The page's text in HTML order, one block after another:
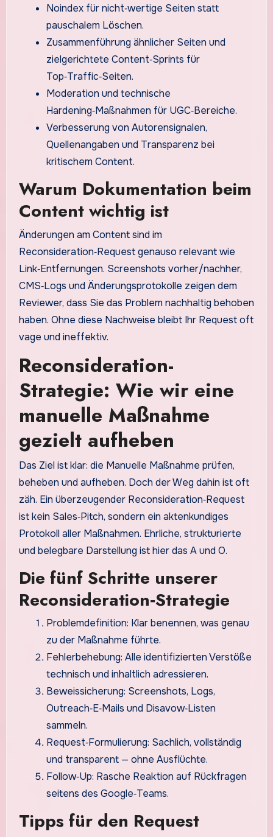
Noindex für nicht‑wertige Seiten statt
pauschalem Löschen.
Zusammenführung ähnlicher Seiten und
zielgerichtete Content‑Sprints für
Top‑Traffic‑Seiten.
Moderation und technische
Hardening‑Maßnahmen für UGC‑Bereiche.
Verbesserung von Autorensignalen,
Quellenangaben und Transparenz bei
kritischem Content.
Warum Dokumentation beim
Content wichtig ist
Änderungen am Content sind im
Reconsideration‑Request genauso relevant wie
Link‑Entfernungen. Screenshots vorher/nachher,
CMS‑Logs und Änderungsprotokolle zeigen dem
Reviewer, dass Sie das Problem nachhaltig behoben
haben. Ohne diese Nachweise bleibt Ihr Request oft
vage und ineffektiv.
Reconsideration-
Strategie: Wie wir eine
manuelle Maßnahme
gezielt aufheben
Das Ziel ist klar: die Manuelle Maßnahme prüfen,
beheben und aufheben. Doch der Weg dahin ist oft
zäh. Ein überzeugender Reconsideration‑Request
ist kein Sales‑Pitch, sondern ein aktenkundiges
Protokoll aller Maßnahmen. Ehrliche, strukturierte
und belegbare Darstellung ist hier das A und O.
Die fünf Schritte unserer
Reconsideration‑Strategie
Problemdefinition: Klar benennen, was genau
zu der Maßnahme führte.
Fehlerbehebung: Alle identifizierten Verstöße
technisch und inhaltlich adressieren.
Beweissicherung: Screenshots, Logs,
Outreach‑E‑Mails und Disavow‑Listen
sammeln.
Request‑Formulierung: Sachlich, vollständig
und transparent — ohne Ausflüchte.
Follow‑Up: Rasche Reaktion auf Rückfragen
seitens des Google‑Teams.
Tipps für den Request